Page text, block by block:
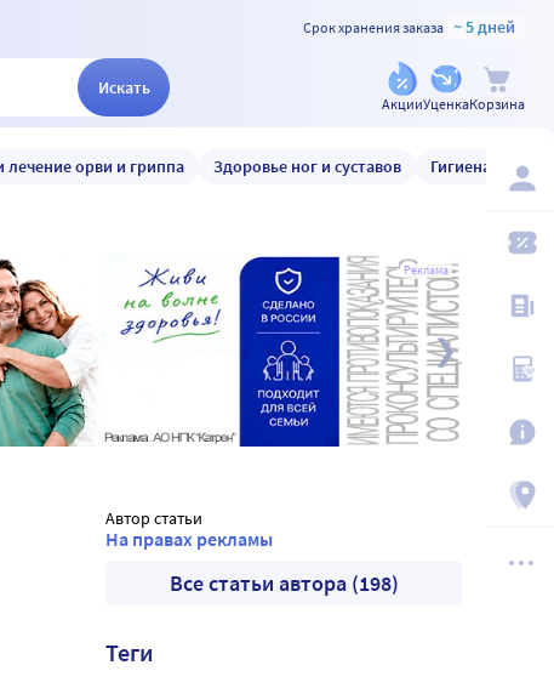
Срок хранения заказа ~ 5 дней
Искать
АкцииУценкаКорзина
орви и гриппа Здоровье ног и суставов Гигиена и уход
Реклама
Автор статьи
На правах рекламы
Все статьи автора (198)
Теги